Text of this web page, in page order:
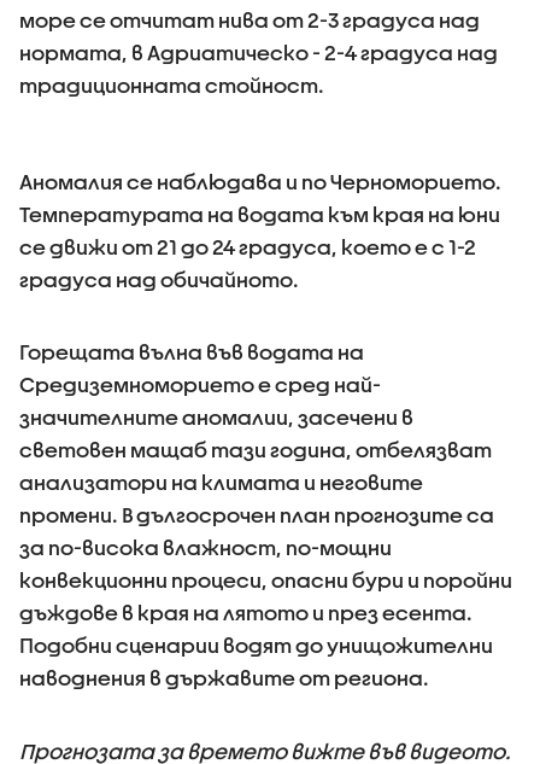
море се отчитат нива от 2-3 градуса над
нормата, в Адриатическо - 2-4 градуса над
традиционната стойност.
Аномалия се наблюдава и по Черноморието.
Температурата на водата към края на юни
се движи от 21 до 24 градуса, което е с 1-2
градуса над обичайното.
Горещата вълна във водата на
Средиземноморието е сред най-
значителните аномалии, засечени в
световен мащаб тази година, отбелязват
анализатори на климата и неговите
промени. В дългосрочен план прогнозите са
за по-висока влажност, по-мощни
конвекционни процеси, опасни бури и поройни
дъждове в края на лятото и през есента.
Подобни сценарии водят до унищожителни
наводнения в държавите от региона.
Прогнозата за времето вижте във видеото.